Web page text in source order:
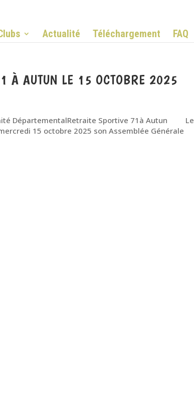
Actualité Téléchargement FAQ
À AUTUN LE 15 OCTOBRE 2025
DépartementalRetraite Sportive 71à Autun Le
15 octobre 2025 son Assemblée Générale